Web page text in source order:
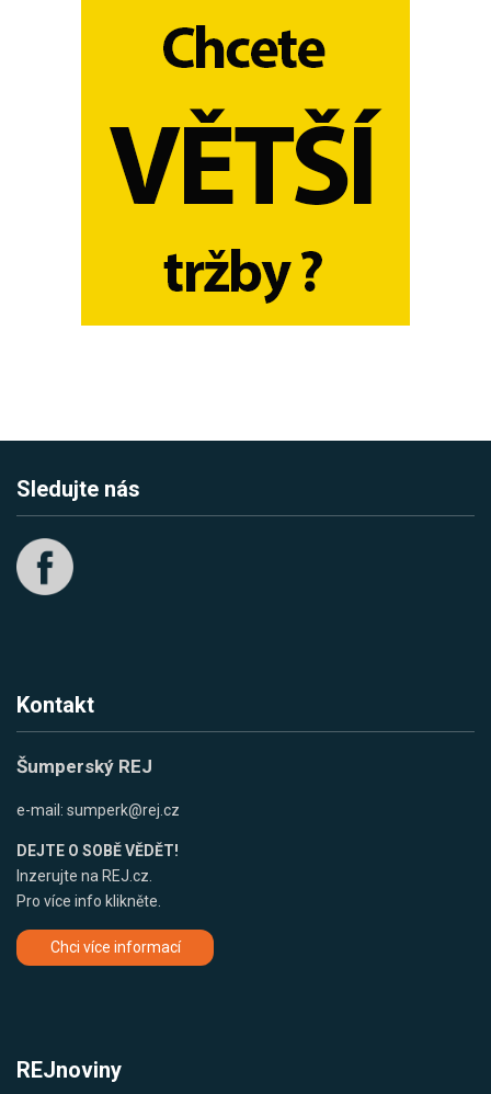
Sledujte nás
Kontakt
Šumperský REJ
e-mail: sumperk@rej.cz
DEJTE O SOBĚ VĚDĚT!
Inzerujte na REJ.cz.
Pro více info klikněte.
Chci více informací
REJnoviny